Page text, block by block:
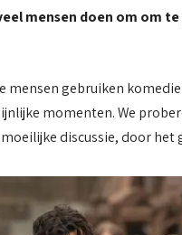
mensen doen om om
mensen gebruiken
momenten. We
discussie, door het